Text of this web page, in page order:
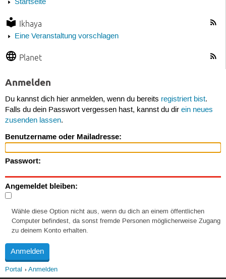
Startseite
Ikhaya
Eine Veranstaltung vorschlagen
Planet
Anmelden
Du kannst dich hier anmelden, wenn du bereits registriert bist.
Falls du dein Passwort vergessen hast, kannst du dir ein neues
zusenden lassen.
Benutzername oder Mailadresse:
Passwort:
Angemeldet bleiben:
Wähle diese Option nicht aus, wenn du dich an einem öffentlichen
Computer befindest, da sonst fremde Personen möglicherweise Zugang
zu deinem Konto erhalten.
Portal Anmelden